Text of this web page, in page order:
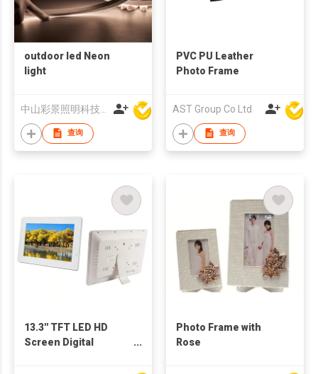
outdoor led Neon
light
查询
PVC PU Leather
Photo Frame
AST Group Co Ltd
查询
13.3'' TFT LED HD
Screen Digital
Photo Frame with
Rose